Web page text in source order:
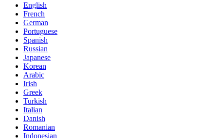
English
French
German
Portuguese
Spanish
Russian
Japanese
Korean
Arabic
Irish
Greek
Turkish
Italian
Danish
Romanian
Indonesian